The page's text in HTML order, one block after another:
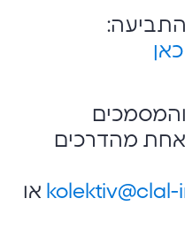
מהדרכים
kolektiv@clal- או